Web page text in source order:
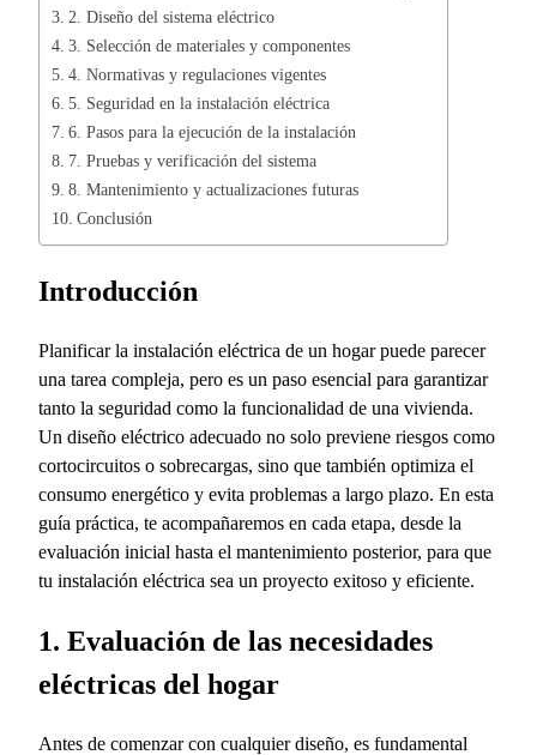
2. Diseño del sistema eléctrico
3. Selección de materiales y componentes
4. Normativas y regulaciones vigentes
5. Seguridad en la instalación eléctrica
6. Pasos para la ejecución de la instalación
7. Pruebas y verificación del sistema
8. Mantenimiento y actualizaciones futuras
Conclusión
Introducción
Planificar la instalación eléctrica de un hogar puede parecer
una tarea compleja, pero es un paso esencial para garantizar
tanto la seguridad como la funcionalidad de una vivienda.
Un diseño eléctrico adecuado no solo previene riesgos como
cortocircuitos o sobrecargas, sino que también optimiza el
consumo energético y evita problemas a largo plazo. En esta
guía práctica, te acompañaremos en cada etapa, desde la
evaluación inicial hasta el mantenimiento posterior, para que
tu instalación eléctrica sea un proyecto exitoso y eficiente.
1. Evaluación de las necesidades
eléctricas del hogar
Antes de comenzar con cualquier diseño, es fundamental